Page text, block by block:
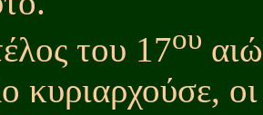
του 17ου
κυριαρχούσε,